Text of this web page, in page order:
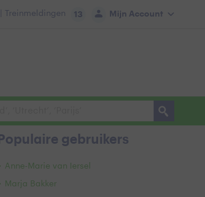
Mijn Account
| Treinmeldingen 13
Populaire gebruikers
Anne-Marie van Iersel
Marja Bakker